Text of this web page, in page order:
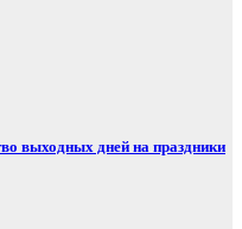
выходных дней на праздники